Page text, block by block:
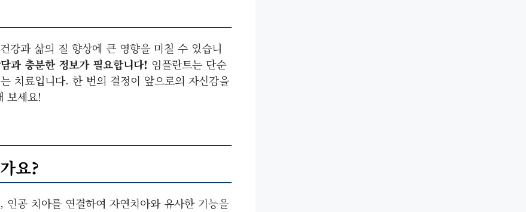
강과 삶의 질 향상에 큰 영향을 미칠 수 있습니
과 충분한 정보가 필요합니다! 임플란트는 단순
치료입니다. 한 번의 결정이 앞으로의 자신감을
보세요!
요?
공 치아를 연결하여 자연치아와 유사한 기능을